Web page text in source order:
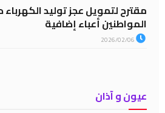
مقترح لتمويل عجز توليد
المواطنين أعباء إضافية
عيون و آذان